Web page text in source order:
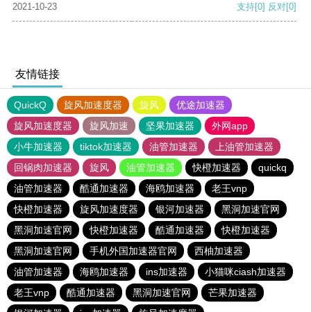
2021-10-23 支持[0] 反对[0]
友情链接
QuickQ 旋风加速度器 旋风
优途加速器
旋风加速度器
旋风加速 坚果加速器
外网app
小牛加速器
tiktok加速器 油管加速器
上油管加速器
回锅肉加速器
旋风 油管加速器 快橙加速器
quickq
油管加速器
酷通加速器 海鸥加速器
老王vnp
快橙加速器
旋风加速度器 银河加速器
黑洞加速官网
黑洞加速官网
快橙加速器 酷通加速器
快橙加速器
黑洞加速官网
手机外国加速器官网
西柚加速器
油管加速器
海鸥加速器 ins加速器
小猫咪ciash加速器
老王vnp
酷通加速器 黑洞加速官网
芒果加速器